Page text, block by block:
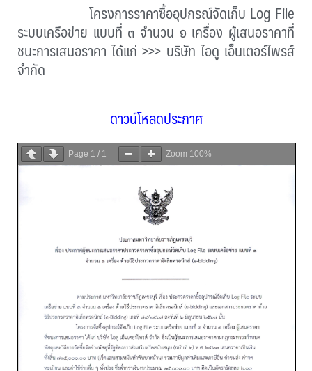
โครงการราคาซื้ออุปกรณ์จัดเก็บ Log File
ระบบเครือข่าย แบบที่ ๓ จำนวน ๑ เครื่อง ผู้เสนอราคาที่
ชนะการเสนอราคา ได้แก่ >>> บริษัท ไอดู เอ็นเตอร์ไพรส์
จำกัด
ดาวน์โหลดประกาศ
Page 1 / 1 Zoom 100%